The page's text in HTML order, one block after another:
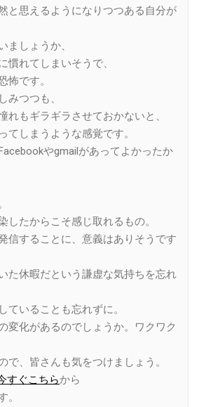
と思えるようになりつつある自分が
ましょうか、
慣れてしまいそうで、
怖です。
みつつも、
れもギラギラさせておかないと、
てしまうような感覚です。
やgmailがあってよかったか
したからこそ感じ取れるもの。
信することに、意義はありそうです
た休暇だという謙虚な気持ちを忘れ
ていることも忘れずに。
変化があるのでしょうか。ワクワク
で、皆さんも気をつけましょう。
すぐこちらから
。